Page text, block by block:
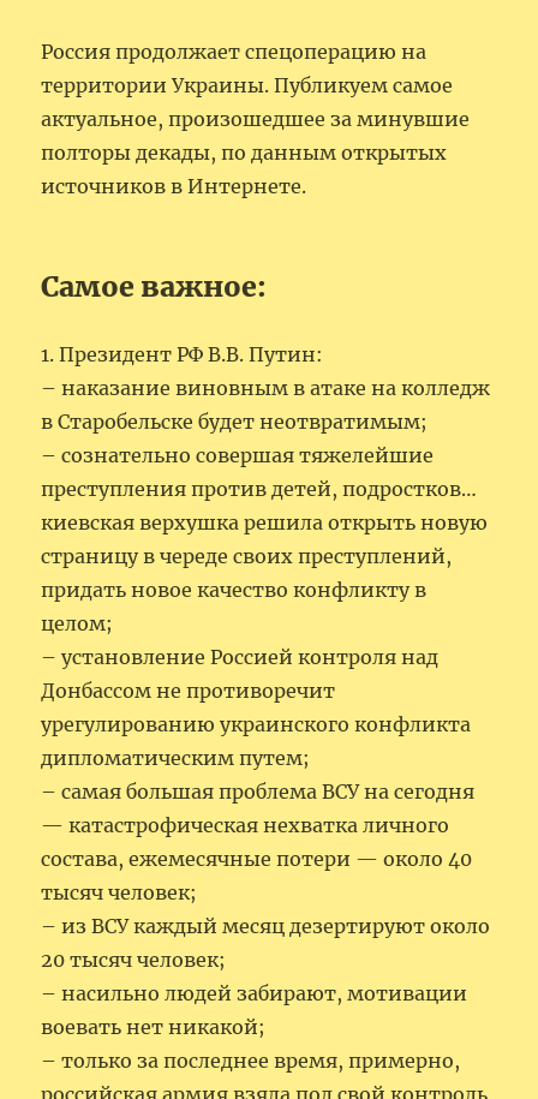
Россия продолжает спецоперацию на
территории Украины. Публикуем самое
актуальное, произошедшее за минувшие
полторы декады, по данным открытых
источников в Интернете.
Самое важное:
1. Президент РФ В.В. Путин:
– наказание виновным в атаке на колледж
в Старобельске будет неотвратимым;
– сознательно совершая тяжелейшие
преступления против детей, подростков…
киевская верхушка решила открыть новую
страницу в череде своих преступлений,
придать новое качество конфликту в
целом;
– установление Россией контроля над
Донбассом не противоречит
урегулированию украинского конфликта
дипломатическим путем;
– самая большая проблема ВСУ на сегодня
— катастрофическая нехватка личного
состава, ежемесячные потери — около 40
тысяч человек;
– из ВСУ каждый месяц дезертируют около
20 тысяч человек;
– насильно людей забирают, мотивации
воевать нет никакой;
– только за последнее время, примерно,